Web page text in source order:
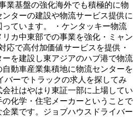
業基盤の強化海外でも積極的に物
ターの建設や物流サービス提供に
ています。 ・ケンタッキー物流
カ中東部での事業を強化・ミャン
応で高付加価値サービスを提供・
を建設し東アジアのハブ港で物流
動車産業集積地に物流センターを
バーでトラックの求人を探してみ
社はやはり東証一部に上場してい
化学・住宅メーカーということで
業です。ジョブハウスドライバー